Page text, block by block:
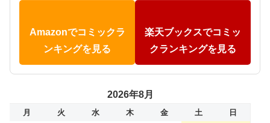
Amazonでコミックラ
ンキングを見る
楽天ブックスでコミッ
クランキングを見る
2026年8月
月 火 水 木 金 土
日